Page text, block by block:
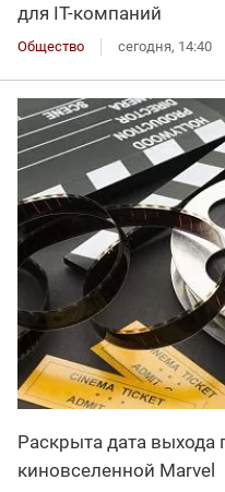
для IT-компаний
Общество сегодня, 14:40
Раскрыта дата выхода
киновселенной Marvel